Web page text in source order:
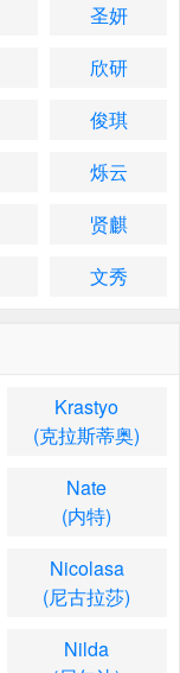
圣妍
欣研
俊琪
烁云
贤麒
文秀
Krastyo
(克拉斯蒂奥)
Nate
(内特)
Nicolasa
(尼古拉莎)
Nilda